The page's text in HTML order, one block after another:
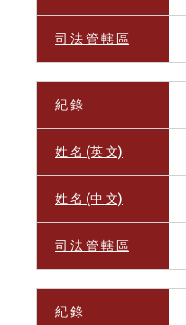
司 法 管 轄 區
紀 錄
姓 名 (英 文)
姓 名 (中 文)
司 法 管 轄 區
紀 錄